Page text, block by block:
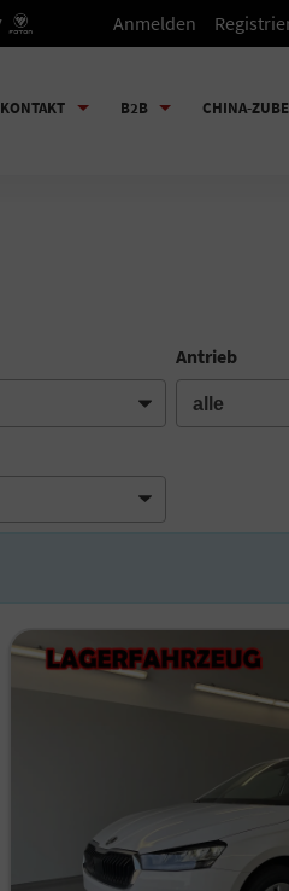
Anmelden
KONTAKT B2B CHINA-
Antrieb